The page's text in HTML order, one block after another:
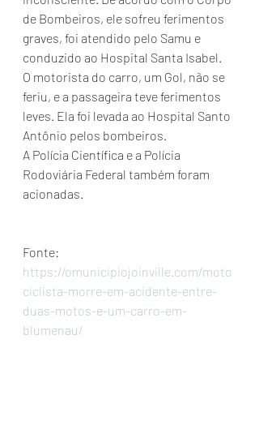
de Bombeiros, ele sofreu ferimentos
graves, foi atendido pelo Samu e
conduzido ao Hospital Santa Isabel.
O motorista do carro, um Gol, não se
feriu, e a passageira teve ferimentos
leves. Ela foi levada ao Hospital Santo
Antônio pelos bombeiros.
A Polícia Científica e a Polícia
Rodoviária Federal também foram
acionadas.
Fonte:
https://omunicipiojoinville.com/moto
ciclista-morre-em-acidente-entre-
duas-motos-e-um-carro-em-
blumenau/